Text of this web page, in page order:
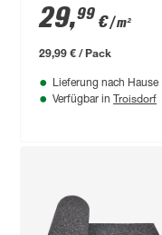
cm
29,99 €/ m²
29,99 € / Pack
Lieferung nach Hause
Verfügbar in Troisdorf